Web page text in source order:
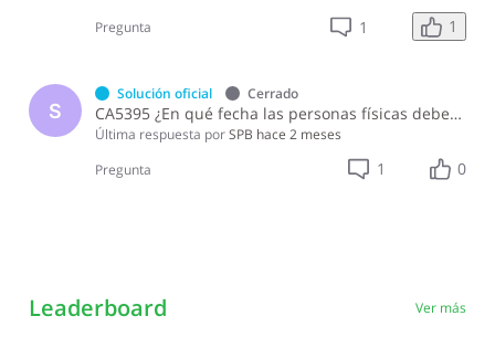
Pregunta 1 1
S
Solución oficial Cerrado
CA5395 ¿En qué fecha las personas físicas deben pagar el Impuesto de Ganancia de Capital en la enajenación de inmuebles?
Última respuesta porSPB hace 2 meses
Pregunta
1 0
Leaderboard Ver más